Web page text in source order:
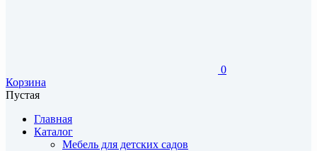
0
Корзина
Пустая
Главная
Каталог
Мебель для детских садов